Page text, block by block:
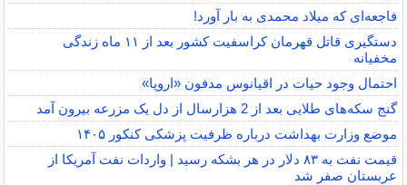
فاجعه‌ای که میلاد محمدی به بار آورد!
دستگیری قاتل قهرمان کراسفیت کشور بعد از ۱۱ ماه زندگی
مخفیانه
احتمال وجود حیات در اقیانوس مدفون «اروپا»
گنج سکه‌های طلایی بعد از 2 هزارسال از دل یک مزرعه بیرون آمد
موضع وزارت بهداشت درباره ظرفیت پزشکی کنکور ۱۴۰۵
قیمت نفت به ۸۳ دلار در هر بشکه رسید | واردات نفت آمریکا از
عربستان صفر شد